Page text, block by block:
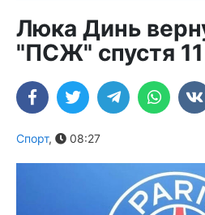
Люка Динь
"ПСЖ" спустя
Спорт, 08:27